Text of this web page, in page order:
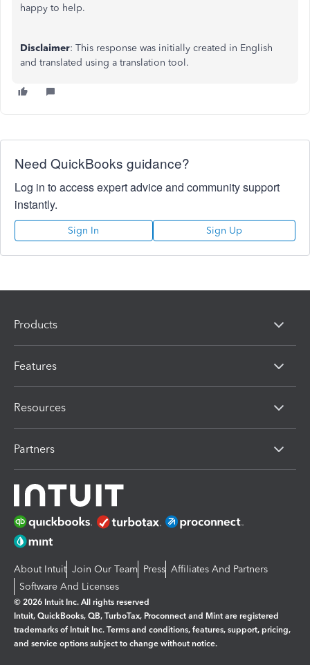
happy to help.
Disclaimer: This response was initially created in English
and translated using a translation tool.
Need QuickBooks guidance?
Log in to access expert advice and community support
instantly.
Sign In Sign Up
Products
Features
Resources
Partners
About Intuit Join Our Team Press Affiliates And Partners
Software And Licenses
© 2026 Intuit Inc. All rights reserved
Intuit, QuickBooks, QB, TurboTax, Proconnect and Mint are registered
trademarks of Intuit Inc. Terms and conditions, features, support, pricing,
and service options subject to change without notice.